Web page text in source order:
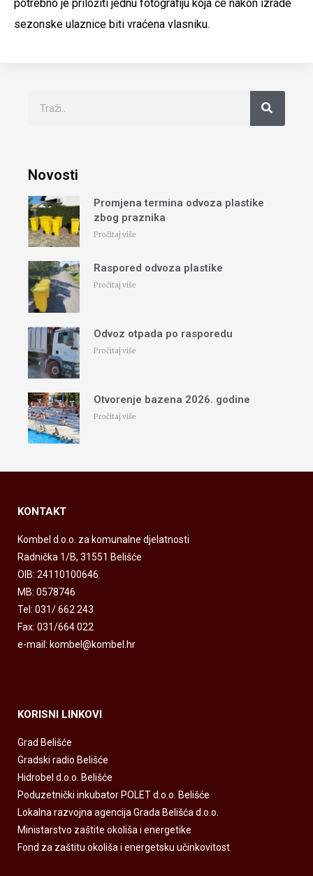
potrebno je priložiti jednu fotografiju koja će nakon izrade
sezonske ulaznice biti vraćena vlasniku.
Novosti
Promjena termina odvoza plastike
zbog praznika
Pročitaj više
Raspored odvoza plastike
Pročitaj više
Odvoz otpada po rasporedu
Pročitaj više
Otvorenje bazena 2026. godine
Pročitaj više
KONTAKT
Kombel d.o.o. za komunalne djelatnosti
Radnička 1/B, 31551 Belišće
OIB: 24110100646
MB: 0578746
Tel: 031/ 662 243
Fax: 031/664 022
e-mail: kombel@kombel.hr
KORISNI LINKOVI
Grad Belišće
Gradski radio Belišće
Hidrobel d.o.o. Belišće
Poduzetnički inkubator POLET d.o.o. Belišće
Lokalna razvojna agencija Grada Belišća d.o.o.
Ministarstvo zaštite okoliša i energetike
Fond za zaštitu okoliša i energetsku učinkovitost